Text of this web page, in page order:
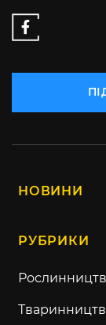
НОВИНИ
РУБРИКИ